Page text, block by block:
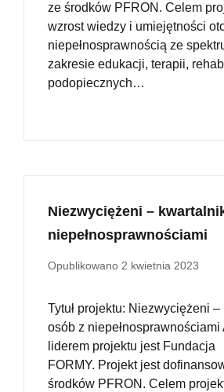
ze środków PFRON. Celem
wzrost wiedzy i umiejętności
niepełnosprawnością ze
zakresie edukacji, terapii,
podopiecznych…
Niezwyciężeni –
niepełnosprawnościami
Opublikowano 2 kwietnia 2023
Tytuł projektu: Niezwyciężeni
osób z niepełnosprawnościami
liderem projektu jest Fundacja
FORMY. Projekt jest
środków PFRON. Celem